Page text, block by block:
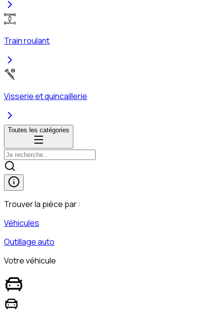
Train roulant
Visserie et quincaillerie
Toutes les catégories
Trouver la pièce par :
Véhicules
Outillage auto
Votre véhicule